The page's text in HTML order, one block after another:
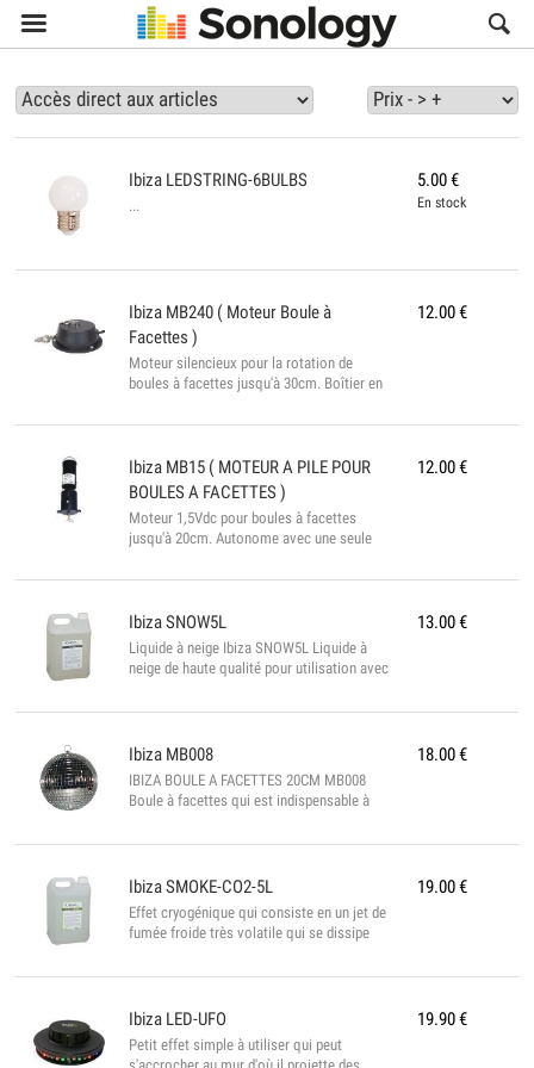

5.00€
En stock
Ibiza LEDSTRING-6BULBS
...
12.00€
Ibiza MB240 ( Moteur Boule à
Facettes )
Moteur silencieux pour la rotation de
boules à facettes jusqu'à 30cm. Boîtier en
Alimentation 220VAC/50...
12.00€
Ibiza MB15 ( MOTEUR A PILE POUR
BOULES A FACETTES )
Moteur 1,5Vdc pour boules à facettes
jusqu'à 20cm. Autonome avec une seule
de prises secteur Avec commutateur...
13.00€
IbizaSNOW5L
Liquide à neige Ibiza SNOW5L Liquide à
neige de haute qualité pour utilisation avec
Bidon de 5 litres....
18.00€
Ibiza MB008
IBIZA BOULE A FACETTES 20CM MB008
Boule à facettes qui est indispensable à
de lumière au sol, aux murs et au plafond.
à réflexion cubique. Boule intérieure en
Poids net 0,75kg...
19.00€
IbizaSMOKE-CO2-5L
Effet cryogénique qui consiste en un jet de
fumée froide très volatile qui se dissipe
machines à fumée IBIZA. •Produit
pour des spectacles qui nécessitent une
Contenu 5 litres...
19.90€
Ibiza LED-UFO
Petit effet simple à utiliser qui peut